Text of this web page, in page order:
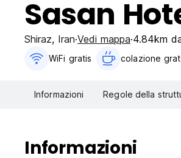
Sasan
Shiraz, Iran Vedi mappa 4.84km
WiFi gratis colazione
Informazioni Regole della
Informazioni